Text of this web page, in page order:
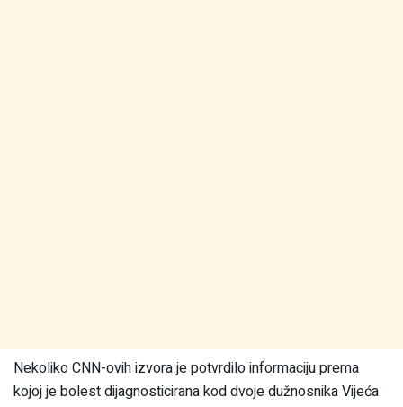
Nekoliko CNN-ovih izvora je potvrdilo informaciju prema
kojoj je bolest dijagnosticirana kod dvoje dužnosnika Vijeća